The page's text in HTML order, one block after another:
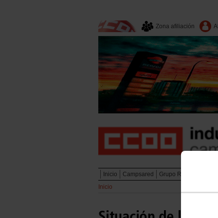
Zona afiliación
Inicio Campsared Grupo Repsol
Inicio